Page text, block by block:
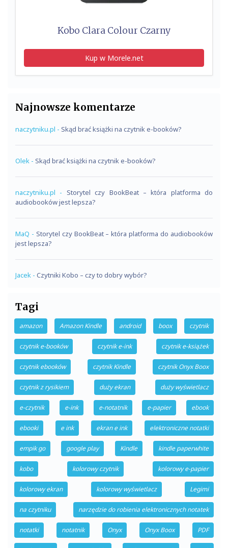
Kobo Clara Colour Czarny
Kup w Morele.net
Najnowsze komentarze
naczytniku.pl - Skąd brać książki na czytnik e-booków?
Olek - Skąd brać książki na czytnik e-booków?
naczytniku.pl - Storytel czy BookBeat – która platforma do
audiobooków jest lepsza?
MaQ - Storytel czy BookBeat – która platforma do audiobooków
jest lepsza?
Jacek - Czytniki Kobo – czy to dobry wybór?
Tagi
amazon Amazon Kindle android boox czytnik
czytnik e-booków czytnik e-ink czytnik e-książek
czytnik ebooków czytnik Kindle czytnik Onyx Boox
czytnik z rysikiem duży ekran duży wyświetlacz
e-czytnik e-ink e-notatnik e-papier ebook
ebooki e ink ekran e ink elektroniczne notatki
empik go google play Kindle kindle paperwhite
kobo kolorowy czytnik kolorowy e-papier
kolorowy ekran kolorowy wyświetlacz Legimi
na czytniku narzędzie do robienia elektronicznych notatek
notatki notatnik Onyx Onyx Boox PDF